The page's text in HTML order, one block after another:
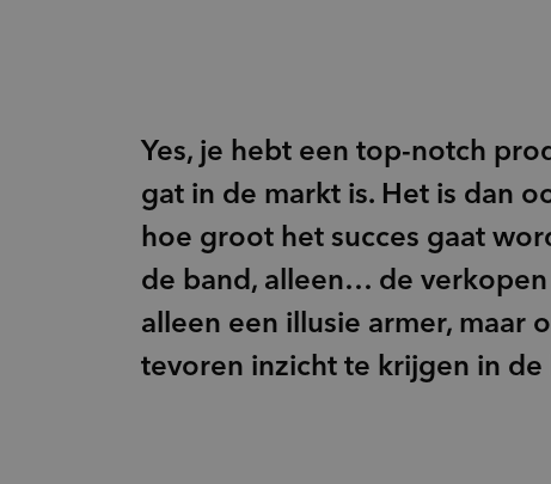
Yes, je hebt een top-notch
gat in de markt is. Het is dan
hoe groot het succes gaat
de band, alleen… de
alleen een illusie armer, maar
tevoren inzicht te krijgen in